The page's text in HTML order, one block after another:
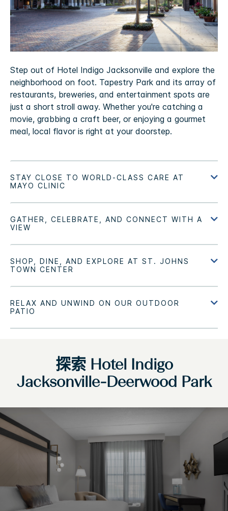
Step out of Hotel Indigo Jacksonville and explore the
neighborhood on foot. Tapestry Park and its array of
restaurants, breweries, and entertainment spots are
just a short stroll away. Whether you're catching a
movie, grabbing a craft beer, or enjoying a gourmet
meal, local flavor is right at your doorstep.
探索 Hotel Indigo
Jacksonville-Deerwood Park